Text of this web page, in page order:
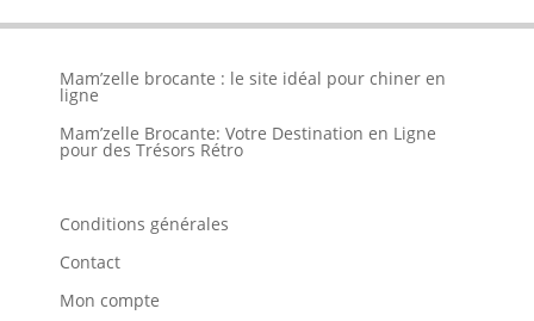
Mam’zelle brocante : le site idéal pour chiner en
ligne
Mam’zelle Brocante: Votre Destination en Ligne
pour des Trésors Rétro
Conditions générales
Contact
Mon compte